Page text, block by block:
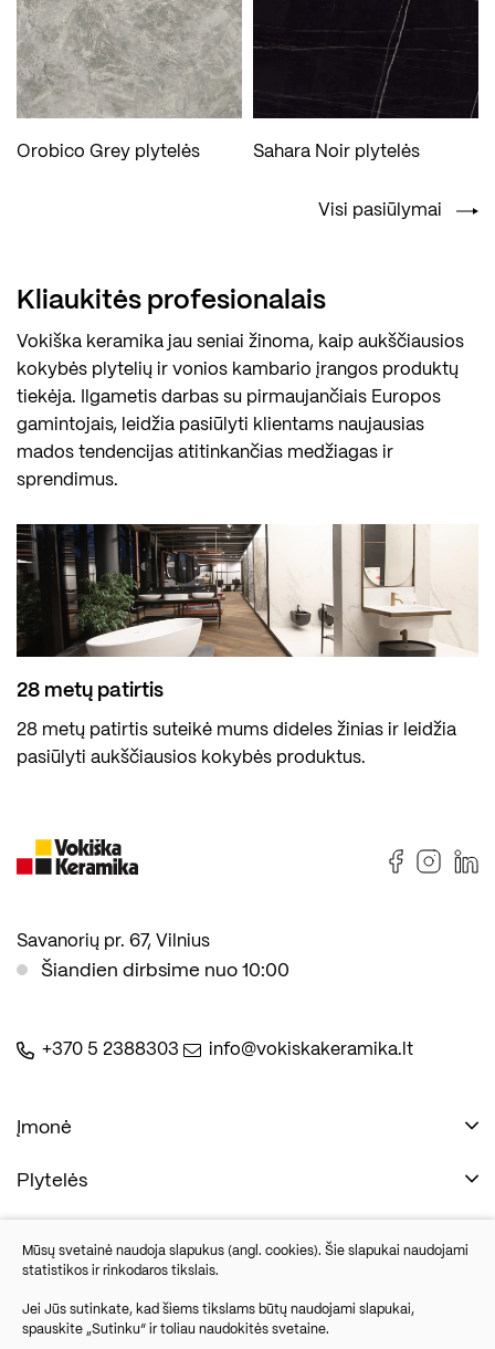
Orobico Grey plytelės Sahara Noir plytelės
Visi pasiūlymai
Kliaukitės profesionalais
Vokiška keramika jau seniai žinoma, kaip aukščiausios
kokybės plytelių ir vonios kambario įrangos produktų
tiekėja. Ilgametis darbas su pirmaujančiais Europos
gamintojais, leidžia pasiūlyti klientams naujausias
mados tendencijas atitinkančias medžiagas ir
sprendimus.
28 metų patirtis
28 metų patirtis suteikė mums dideles žinias ir leidžia
pasiūlyti aukščiausios kokybės produktus.
Savanorių pr. 67, Vilnius
Šiandien dirbsime nuo 10:00
+370 5 2388303 info@vokiskakeramika.lt
Įmonė
Plytelės
Naudinga
Kontaktai
Savanorių pr. 67, Vilnius
Mūsų svetainė naudoja slapukus (angl. cookies). Šie slapukai naudojami
statistikos ir rinkodaros tikslais.
Jei Jūs sutinkate, kad šiems tikslams būtų naudojami slapukai,
spauskite „Sutinku“ ir toliau naudokitės svetaine.